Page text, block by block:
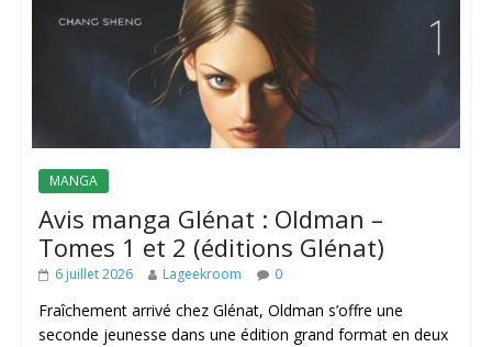
MANGA
Avis manga Glénat : Oldman –
Tomes 1 et 2 (éditions Glénat)
6 juillet 2026 Lageekroom 0
Fraîchement arrivé chez Glénat, Oldman s’offre une
seconde jeunesse dans une édition grand format en deux